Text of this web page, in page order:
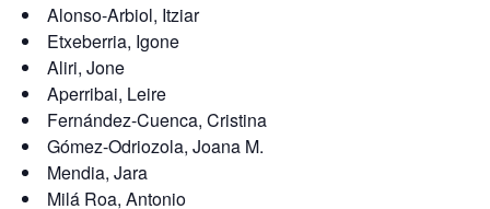
Alonso-Arbiol, Itziar
Etxeberria, Igone
Aliri, Jone
Aperribai, Leire
Fernández-Cuenca, Cristina
Gómez-Odriozola, Joana M.
Mendia, Jara
Milá Roa, Antonio